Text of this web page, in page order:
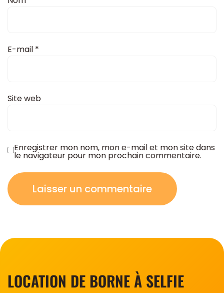
E-mail *
Site web
Enregistrer mon nom, mon e-mail et mon site dans
le navigateur pour mon prochain commentaire.
LOCATION DE BORNE À SELFIE